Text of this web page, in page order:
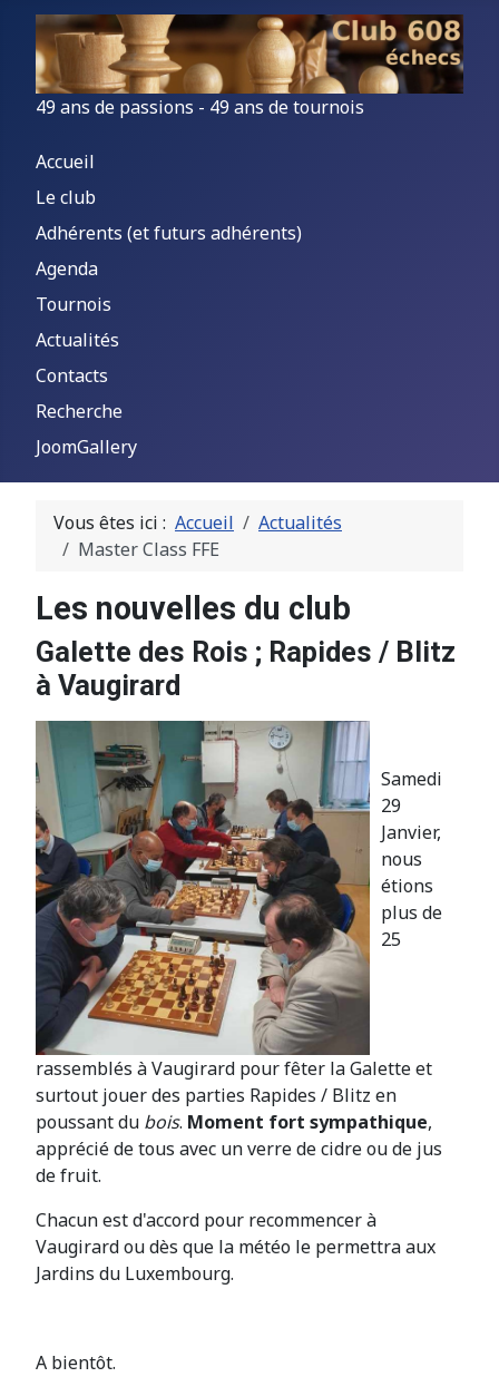
49 ans de passions - 49 ans de tournois
Accueil
Le club
Adhérents (et futurs adhérents)
Agenda
Tournois
Actualités
Contacts
Recherche
JoomGallery
Vous êtes ici : Accueil
Actualités
Master Class FFE
Les nouvelles du club
Galette des Rois ; Rapides / Blitz
à Vaugirard
Samedi
29
Janvier,
nous
étions
plus de
25
rassemblés à Vaugirard pour fêter la Galette et
surtout jouer des parties Rapides / Blitz en
poussant du bois. Moment fort sympathique,
apprécié de tous avec un verre de cidre ou de jus
de fruit.
Chacun est d'accord pour recommencer à
Vaugirard ou dès que la météo le permettra aux
Jardins du Luxembourg.
A bientôt.